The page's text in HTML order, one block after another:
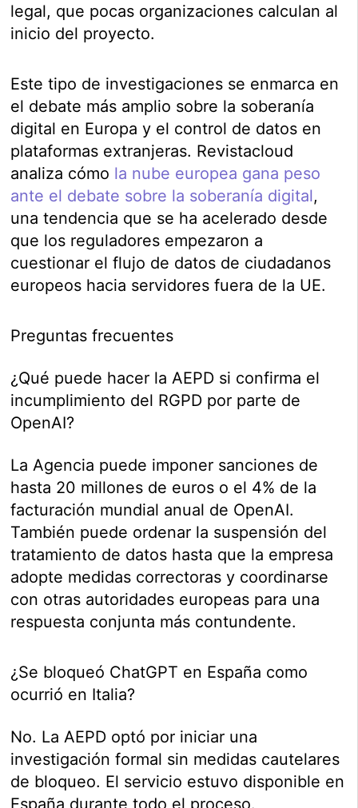
legal, que pocas organizaciones calculan al
inicio del proyecto.
Este tipo de investigaciones se enmarca en
el debate más amplio sobre la soberanía
digital en Europa y el control de datos en
plataformas extranjeras. Revistacloud
analiza cómo la nube europea gana peso
ante el debate sobre la soberanía digital,
una tendencia que se ha acelerado desde
que los reguladores empezaron a
cuestionar el flujo de datos de ciudadanos
europeos hacia servidores fuera de la UE.
Preguntas frecuentes
¿Qué puede hacer la AEPD si confirma el
incumplimiento del RGPD por parte de
OpenAI?
La Agencia puede imponer sanciones de
hasta 20 millones de euros o el 4% de la
facturación mundial anual de OpenAI.
También puede ordenar la suspensión del
tratamiento de datos hasta que la empresa
adopte medidas correctoras y coordinarse
con otras autoridades europeas para una
respuesta conjunta más contundente.
¿Se bloqueó ChatGPT en España como
ocurrió en Italia?
No. La AEPD optó por iniciar una
investigación formal sin medidas cautelares
de bloqueo. El servicio estuvo disponible en
España durante todo el proceso.